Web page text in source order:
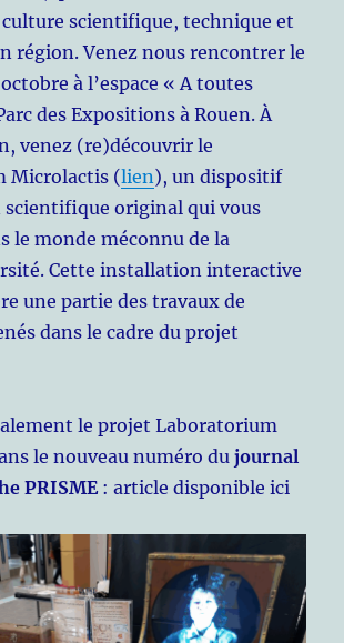
culture scientifique, technique et
région. Venez nous rencontrer le
à l’espace « A toutes
des Expositions à Rouen. À
venez (re)découvrir le
Microlactis (lien), un dispositif
scientifique original qui vous
le monde méconnu de la
Cette installation interactive
une partie des travaux de
dans le cadre du projet
le projet Laboratorium
le nouveau numéro dujournal
PRISME: article disponible ici